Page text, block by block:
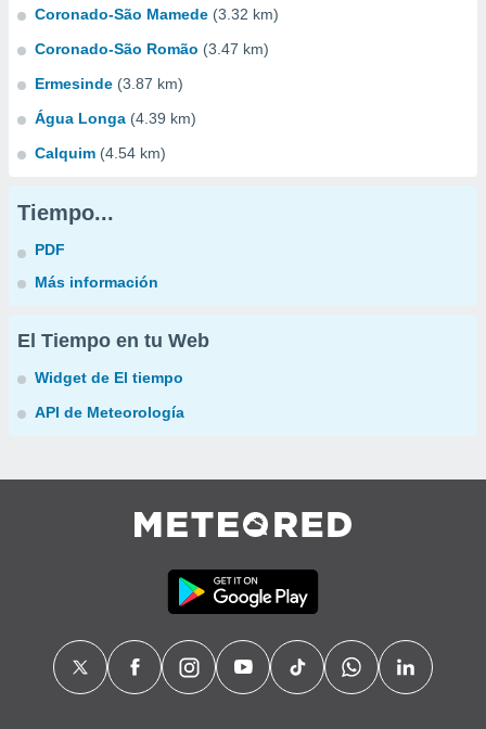
Coronado-São Mamede (3.32 km)
Coronado-São Romão (3.47 km)
Ermesinde (3.87 km)
Água Longa (4.39 km)
Calquim (4.54 km)
Tiempo...
PDF
Más información
El Tiempo en tu Web
Widget de El tiempo
API de Meteorología